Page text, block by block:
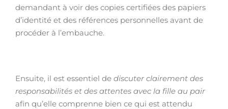
demandant à voir des copies certifiées des papiers
d’identité et des références personnelles avant de
procéder à l’embauche.
Ensuite, il est essentiel de discuter clairement des
responsabilités et des attentes avec la fille au pair
afin qu’elle comprenne bien ce qui est attendu